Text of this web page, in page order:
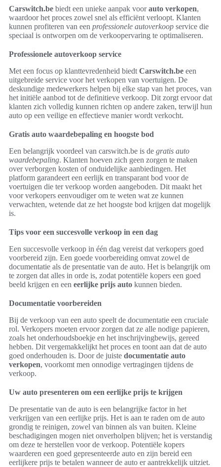
Carswitch.be biedt een unieke aanpak voorauto verkopen,
waardoor het proces zowel snel als efficiënt verloopt. Klanten
kunnen profiteren van een professionele autoverkoop service die
speciaal is ontworpen om de verkoopervaring te optimaliseren.
Professionele autoverkoop service
Met een focus op klanttevredenheid biedt Carswitch.be een
uitgebreide service voor het verkopen van voertuigen. De
deskundige medewerkers helpen bij elke stap van het proces, van
het initiële aanbod tot de definitieve verkoop. Dit zorgt ervoor dat
klanten zich volledig kunnen richten op andere zaken, terwijl hun
auto op een veilige en effectieve manier wordt verkocht.
Gratis auto waardebepaling en hoogste bod
Een belangrijk voordeel van carswitch.be is de gratis auto
waardebepaling. Klanten hoeven zich geen zorgen te maken
over verborgen kosten of onduidelijke aanbiedingen. Het
platform garandeert een eerlijk en transparant bod voor de
voertuigen die ter verkoop worden aangeboden. Dit maakt het
voor verkopers eenvoudiger om te weten wat ze kunnen
verwachten, wetende dat ze het hoogste bod krijgen dat mogelijk
is.
Tips voor een succesvolle verkoop in een dag
Een succesvolle verkoop in één dag vereist dat verkopers goed
voorbereid zijn. Een goede voorbereiding omvat zowel de
documentatie als de presentatie van de auto. Het is belangrijk om
te zorgen dat alles in orde is, zodat potentiële kopers een goed
beeld krijgen en een eerlijke prijs auto kunnen bieden.
Documentatie voorbereiden
Bij de verkoop van een auto speelt de documentatie een cruciale
rol. Verkopers moeten ervoor zorgen dat ze alle nodige papieren,
zoals het onderhoudsboekje en het inschrijvingbewijs, gereed
hebben. Dit vergemakkelijkt het proces en toont aan dat de auto
goed onderhouden is. Door de juiste documentatie auto
verkopen, voorkomt men onnodige vertragingen tijdens de
verkoop.
Uw auto presenteren om een eerlijke prijs te krijgen
De presentatie van de auto is een belangrijke factor in het
verkrijgen van een eerlijke prijs. Het is aan te raden om de auto
grondig te reinigen, zowel van binnen als van buiten. Kleine
beschadigingen mogen niet onverholpen blijven; het is verstandig
om deze te herstellen voor de verkoop. Potentiële kopers
waarderen een goed gepresenteerde auto en zijn bereid een
eerlijkere prijs te betalen wanneer de auto er aantrekkelijk uitziet.